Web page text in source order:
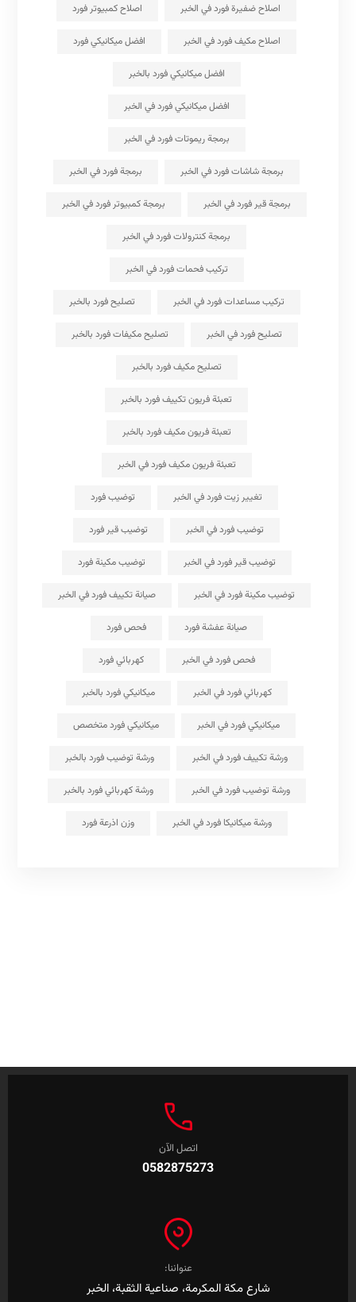
اصلاح ضفيرة فورد في الخبر اصلاح كمبيوتر فورد
اصلاح مكيف فورد في الخبر افضل ميكانيكي فورد
افضل ميكانيكي فورد بالخبر
افضل ميكانيكي فورد في الخبر
برمجة ريموتات فورد في الخبر
برمجة شاشات فورد في الخبر برمجة فورد في الخبر
برمجة قير فورد في الخبر برمجة كمبيوتر فورد في الخبر
برمجة كنترولات فورد في الخبر
تركيب فحمات فورد في الخبر
تركيب مساعدات فورد في الخبر تصليح فورد بالخبر
تصليح فورد في الخبر تصليح مكيفات فورد بالخبر
تصليح مكيف فورد بالخبر
تعبئة فريون تكييف فورد بالخبر
تعبئة فريون مكيف فورد بالخبر
تعبئة فريون مكيف فورد في الخبر
تغيير زيت فورد في الخبر توضيب فورد
توضيب فورد في الخبر توضيب قير فورد
توضيب قير فورد في الخبر توضيب مكينة فورد
توضيب مكينة فورد في الخبر صيانة تكييف فورد في الخبر
صيانة عفشة فورد فحص فورد
فحص فورد في الخبر كهربائي فورد
كهربائي فورد في الخبر ميكانيكي فورد بالخبر
ميكانيكي فورد في الخبر ميكانيكي فورد متخصص
ورشة تكييف فورد في الخبر ورشة توضيب فورد بالخبر
ورشة توضيب فورد في الخبر ورشة كهربائي فورد بالخبر
ورشة ميكانيكا فورد في الخبر وزن اذرعة فورد
اتصل الآن
0582875273
عنواننا:
شارع مكة المكرمة، صناعية الثقبة، الخبر